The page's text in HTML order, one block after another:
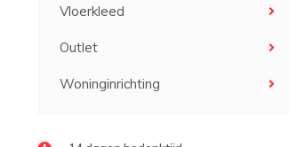
Vloerkleed
Outlet
Woninginrichting